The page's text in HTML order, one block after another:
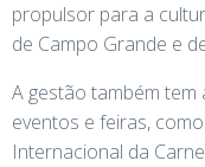
propulsor para a
de Campo Grande e
A gestão também
eventos e feiras,
Internacional da